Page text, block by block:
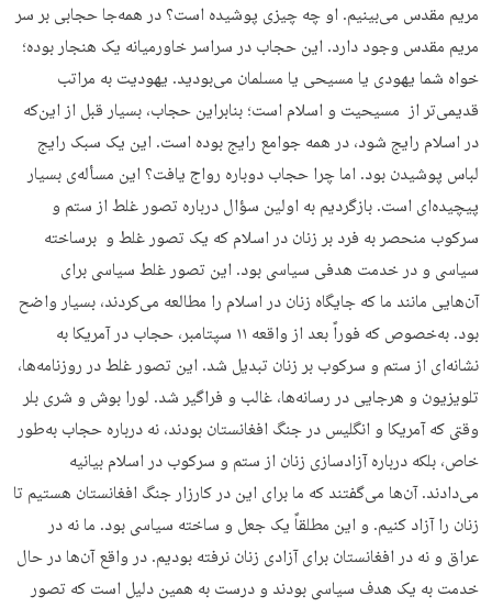
مریم مقدس می‌بینیم. او چه چیزی پوشیده است؟ در همه‌جا حجابی بر سر
مریم مقدس وجود دارد. این حجاب در سراسر خاورمیانه یک هنجار بوده؛
خواه شما یهودی یا مسیحی یا مسلمان می‌بودید. یهودیت به مراتب
قدیمی‌تر از مسیحیت و اسلام است؛ بنابراین حجاب، بسیار قبل از این‌که
در اسلام رایج شود، در همه جوامع رایج بوده است. این یک سبک رایج
لباس پوشیدن بود. اما چرا حجاب دوباره رواج یافت؟ این مسأله‌ی بسیار
پیچیده‌ای است. بازگردیم به اولین سؤال درباره تصور غلط از ستم و
سرکوب منحصر به فرد بر زنان در اسلام که یک تصور غلط و برساخته
سیاسی و در خدمت هدفی سیاسی بود. این تصور غلط سیاسی برای
آن‌هایی مانند ما که جایگاه زنان در اسلام را مطالعه می‌کردند، بسیار واضح
بود. به‌خصوص که فوراً بعد از واقعه ۱۱ سپتامبر، حجاب در آمریکا به
نشانه‌ای از ستم و سرکوب بر زنان تبدیل شد. این تصور غلط در روزنامه‌ها،
تلویزیون و هرجایی در رسانه‌ها، غالب و فراگیر شد. لورا بوش و شری بلر
وقتی که آمریکا و انگلیس در جنگ افغانستان بودند‌، نه درباره حجاب به‌طور
خاص، بلکه درباره آزاد‌سازی زنان از ستم و سرکوب در اسلام بیانیه
می‌دادند. آن‌ها می‌گفتند که ما برای این در کارزار جنگ افغانستان هستیم تا
زنان را آزاد کنیم. و این مطلقاً یک جعل و ساخته سیاسی بود. ما نه در
عراق و نه در افغانستان برای آزادی زنان نرفته بودیم. در واقع آن‌ها در حال
خدمت به یک هدف سیاسی بودند و درست به همین دلیل است که تصور